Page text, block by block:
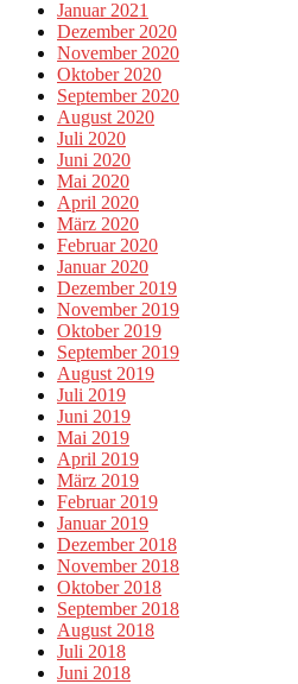
Januar 2021
Dezember 2020
November 2020
Oktober 2020
September 2020
August 2020
Juli 2020
Juni 2020
Mai 2020
April 2020
März 2020
Februar 2020
Januar 2020
Dezember 2019
November 2019
Oktober 2019
September 2019
August 2019
Juli 2019
Juni 2019
Mai 2019
April 2019
März 2019
Februar 2019
Januar 2019
Dezember 2018
November 2018
Oktober 2018
September 2018
August 2018
Juli 2018
Juni 2018